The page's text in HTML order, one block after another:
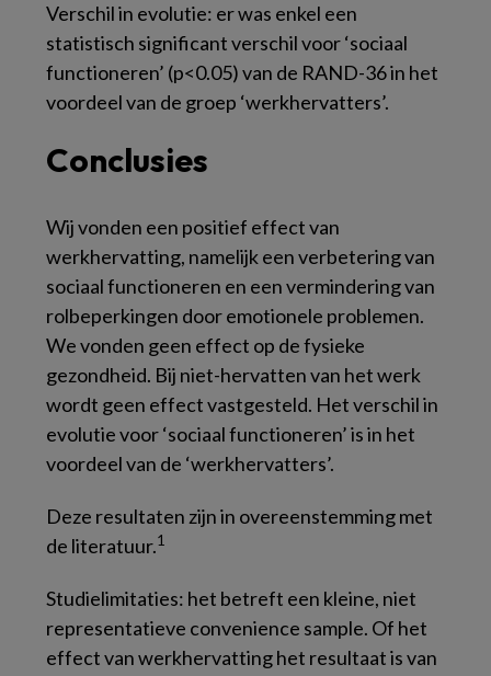
Verschil in evolutie: er was enkel een
statistisch significant verschil voor ‘sociaal
functioneren’ (p<0.05) van de RAND-36 in het
voordeel van de groep ‘werkhervatters’.
Conclusies
Wij vonden een positief effect van
werkhervatting, namelijk een verbetering van
sociaal functioneren en een vermindering van
rolbeperkingen door emotionele problemen.
We vonden geen effect op de fysieke
gezondheid. Bij niet-hervatten van het werk
wordt geen effect vastgesteld. Het verschil in
evolutie voor ‘sociaal functioneren’ is in het
voordeel van de ‘werkhervatters’.
Deze resultaten zijn in overeenstemming met
de literatuur.1
Studielimitaties: het betreft een kleine, niet
representatieve convenience sample. Of het
effect van werkhervatting het resultaat is van